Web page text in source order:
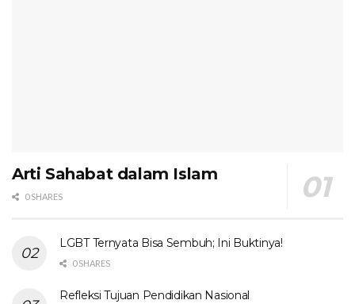
Arti Sahabat dalam Islam
0 SHARES
LGBT Ternyata Bisa Sembuh; Ini Buktinya!
0 SHARES
Refleksi Tujuan Pendidikan Nasional